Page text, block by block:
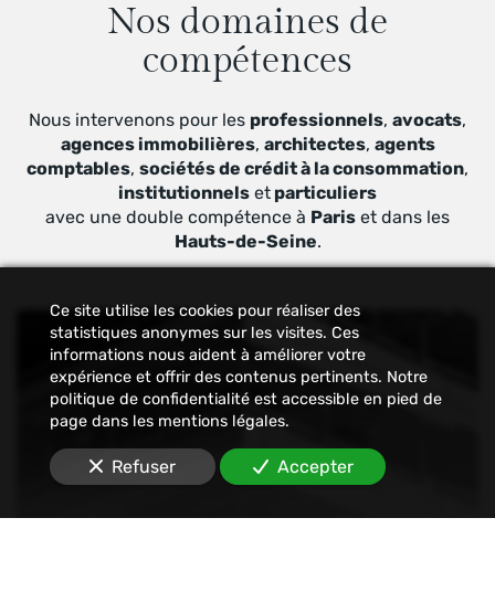
Nos domaines de
compétences
Nous intervenons pour les professionnels, avocats,
agences immobilières, architectes, agents
comptables, sociétés de crédit à la consommation,
institutionnels et particuliers
avec une double compétence à Paris et dans les
Hauts-de-Seine.
Ce site utilise les cookies pour réaliser des
statistiques anonymes sur les visites. Ces
informations nous aident à améliorer votre
expérience et offrir des contenus pertinents. Notre
politique de confidentialité est accessible en pied de
page dans les mentions légales.
Refuser Accepter